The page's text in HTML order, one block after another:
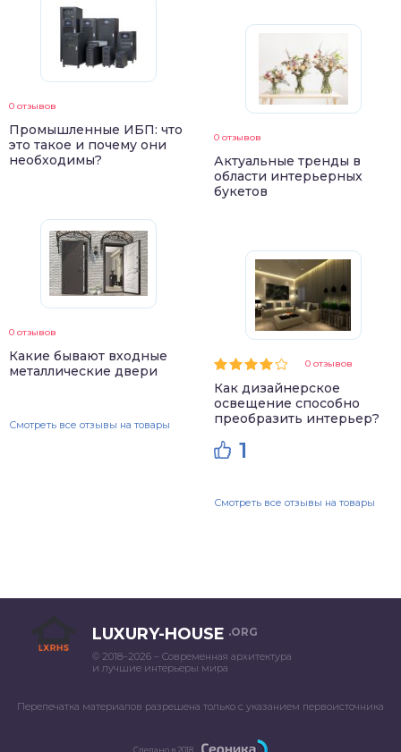
0 отзывов
Промышленные ИБП: что
это такое и почему они
необходимы?
0 отзывов
Какие бывают входные
металлические двери
Смотреть все отзывы на товары
0 отзывов
Актуальные тренды в
области интерьерных
букетов
0 отзывов
Как дизайнерское
освещение способно
преобразить интерьер?
1
Смотреть все отзывы на товары
LUXURY-HOUSE .ORG
© 2018–2026 – Современная архитектура
и лучшие интерьеры мира
Перепечатка материалов разрешена только с указанием первоисточника
Сделано в 2018